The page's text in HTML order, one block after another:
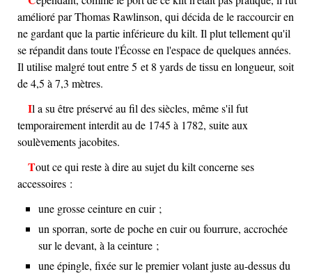
amélioré par Thomas Rawlinson, qui décida de le raccourcir en
ne gardant que la partie inférieure du kilt. Il plut tellement qu'il
se répandit dans toute l'Écosse en l'espace de quelques années.
Il utilise malgré tout entre 5 et 8 yards de tissu en longueur, soit
de 4,5 à 7,3 mètres.
Il a su être préservé au fil des siècles, même s'il fut
temporairement interdit au de 1745 à 1782, suite aux
soulèvements jacobites.
Tout ce qui reste à dire au sujet du kilt concerne ses
accessoires :
une grosse ceinture en cuir ;
un sporran, sorte de poche en cuir ou fourrure, accrochée
sur le devant, à la ceinture ;
une épingle, fixée sur le premier volant juste au-dessus du